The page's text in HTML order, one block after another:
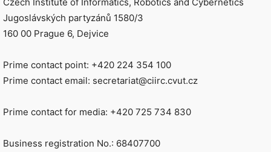
Jugoslávských partyzánů 1580/3
160 00 Prague 6, Dejvice
Prime contact point: +420 224 354 100
Prime contact email: secretariat@ciirc.cvut.cz
Prime contact for media: +420 725 734 830
Business registration No.: 68407700